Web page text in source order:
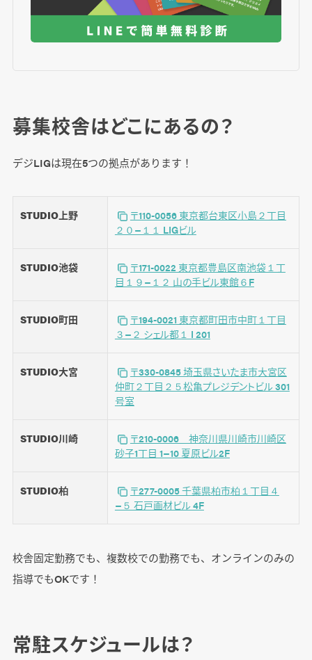
募集校舎はどこにあるの？
デジLIGは現在5つの拠点があります！
STUDIO上野
〒110-0056 東京都台東区小島２丁目
２０−１１ LIGビル
STUDIO池袋
〒171-0022 東京都豊島区南池袋１丁
目１９−１２ 山の手ビル東館６F
STUDIO町田
〒194-0021 東京都町田市中町１丁目
３−２ シェル都１ I 201
STUDIO大宮
〒330-0845 埼玉県さいたま市大宮区
仲町２丁目２５松亀プレジデントビル 301
号室
STUDIO川崎
〒210-0006 神奈川県川崎市川崎区
砂子1丁目 1−10 夏原ビル2F
STUDIO柏
〒277-0005 千葉県柏市柏１丁目４
−５ 石戸画材ビル 4F
校舎固定勤務でも、複数校での勤務でも、オンラインのみの
指導でもOKです！
常駐スケジュールは？